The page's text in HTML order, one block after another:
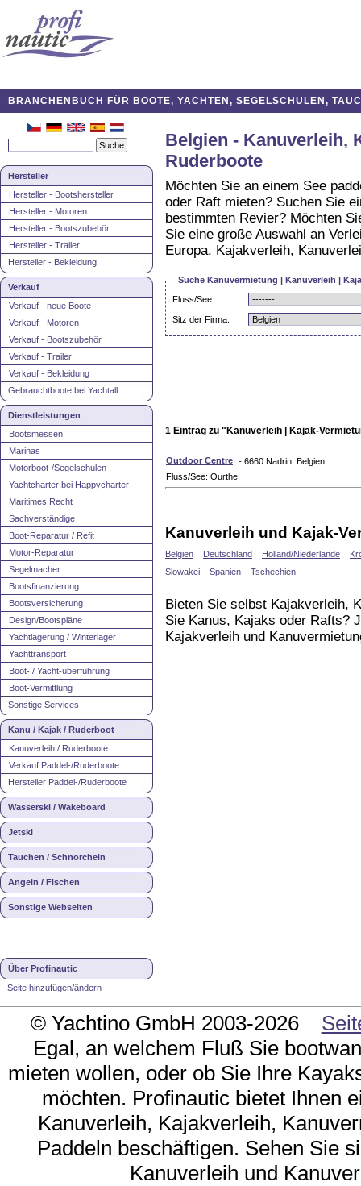
BRANCHENBUCH FÜR BOOTE, YACHTEN, SEGELSCHULEN,
Hersteller
Hersteller - Bootshersteller
Hersteller - Motoren
Hersteller - Bootszubehör
Hersteller - Trailer
Hersteller - Bekleidung
Verkauf
Verkauf - neue Boote
Verkauf - Motoren
Verkauf - Bootszubehör
Verkauf - Trailer
Verkauf - Bekleidung
Gebrauchtboote bei Yachtall
Dienstleistungen
Bootsmessen
Marinas
Motorboot-/Segelschulen
Yachtcharter bei Happycharter
Maritimes Recht
Sachverständige
Boot-Reparatur / Refit
Motor-Reparatur
Segelmacher
Bootsfinanzierung
Bootsversicherung
Design/Bootspläne
Yachtlagerung / Winterlager
Yachttransport
Boot- / Yacht-überführung
Boot-Vermittlung
Sonstige Services
Kanu / Kajak / Ruderboot
Kanuverleih / Ruderboote
Verkauf Paddel-/Ruderboote
Hersteller Paddel-/Ruderboote
Wasserski / Wakeboard
Jetski
Tauchen / Schnorcheln
Angeln / Fischen
Sonstige Webseiten
Über Profinautic
Seite hinzufügen/ändern
Belgien - Kanuverleih,
Ruderboote
Möchten Sie an einem See
oder Raft mieten? Suchen Sie
bestimmten Revier? Möchten
Sie eine große Auswahl an
Europa. Kajakverleih,
Suche Kanuvermietung | Kanuverleih |
Fluss/See:
Sitz der Firma:
1 Eintrag zu "Kanuverleih | Kajak-
Outdoor Centre - 6660 Nadrin, Belgien
Fluss/See: Ourthe
Kanuverleih und Kajak-
Belgien Deutschland Holland/Niederlande
Slowakei
Spanien Tschechien
Bieten Sie selbst Kajakverleih,
Sie Kanus, Kajaks oder Rafts?
Kajakverleih und
© Yachtino GmbH 2003-2026
Egal, an welchem Fluß Sie
mieten wollen, oder ob Sie Ihre
möchten. Profinautic bietet Ihnen
Kanuverleih, Kajakverleih,
Paddeln beschäftigen. Sehen Sie
Kanuverleih und